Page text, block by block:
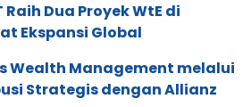
Raih Dua Proyek WtE di
Ekspansi Global
Wealth Management melalui
Strategis dengan Allianz